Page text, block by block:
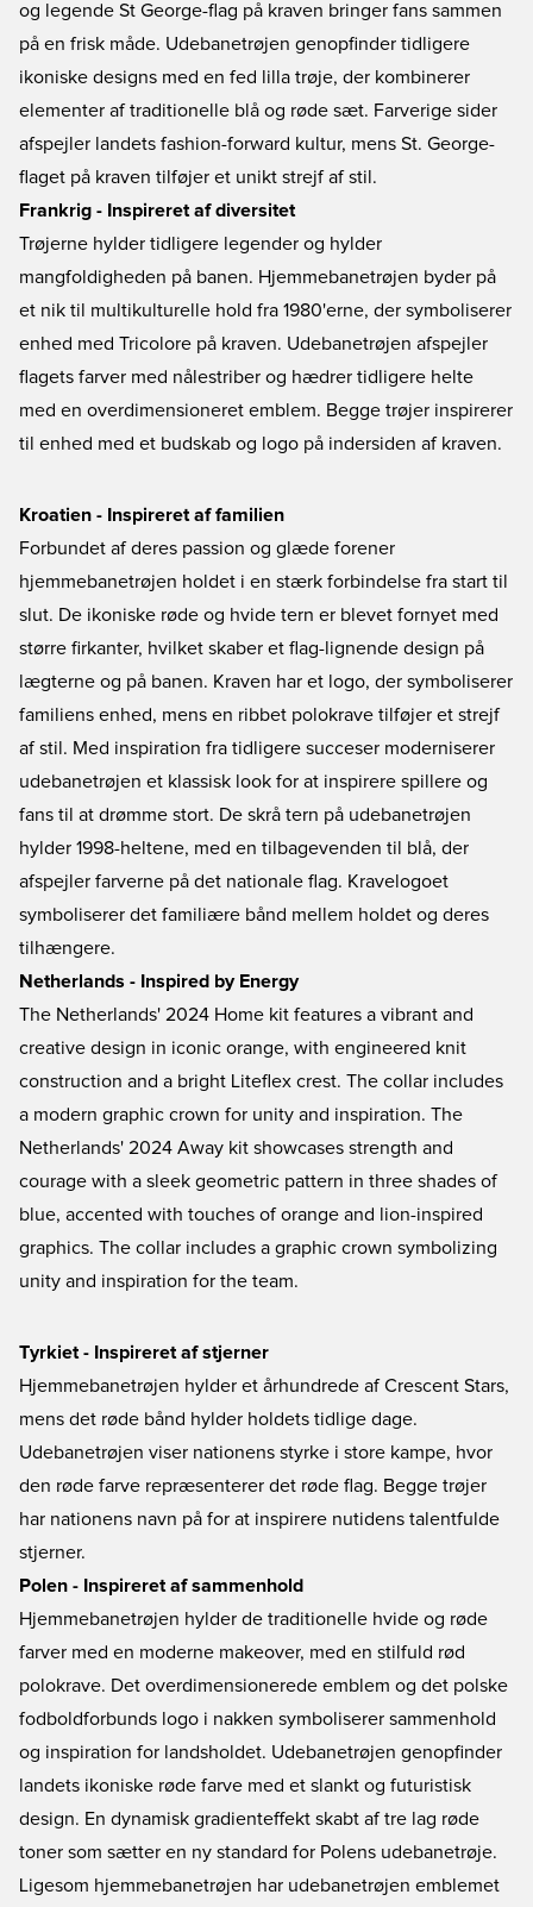
og legende St George-flag på kraven bringer fans sammen
på en frisk måde. Udebanetrøjen genopfinder tidligere
ikoniske designs med en fed lilla trøje, der kombinerer
elementer af traditionelle blå og røde sæt. Farverige sider
afspejler landets fashion-forward kultur, mens St. George-
flaget på kraven tilføjer et unikt strejf af stil.
Frankrig - Inspireret af diversitet
Trøjerne hylder tidligere legender og hylder
mangfoldigheden på banen. Hjemmebanetrøjen byder på
et nik til multikulturelle hold fra 1980'erne, der symboliserer
enhed med Tricolore på kraven. Udebanetrøjen afspejler
flagets farver med nålestriber og hædrer tidligere helte
med en overdimensioneret emblem. Begge trøjer inspirerer
til enhed med et budskab og logo på indersiden af kraven.
Kroatien - Inspireret af familien
Forbundet af deres passion og glæde forener
hjemmebanetrøjen holdet i en stærk forbindelse fra start til
slut. De ikoniske røde og hvide tern er blevet fornyet med
større firkanter, hvilket skaber et flag-lignende design på
lægterne og på banen. Kraven har et logo, der symboliserer
familiens enhed, mens en ribbet polokrave tilføjer et strejf
af stil. Med inspiration fra tidligere succeser moderniserer
udebanetrøjen et klassisk look for at inspirere spillere og
fans til at drømme stort. De skrå tern på udebanetrøjen
hylder 1998-heltene, med en tilbagevenden til blå, der
afspejler farverne på det nationale flag. Kravelogoet
symboliserer det familiære bånd mellem holdet og deres
tilhængere.
Netherlands - Inspired by Energy
The Netherlands' 2024 Home kit features a vibrant and
creative design in iconic orange, with engineered knit
construction and a bright Liteflex crest. The collar includes
a modern graphic crown for unity and inspiration. The
Netherlands' 2024 Away kit showcases strength and
courage with a sleek geometric pattern in three shades of
blue, accented with touches of orange and lion-inspired
graphics. The collar includes a graphic crown symbolizing
unity and inspiration for the team.
Tyrkiet - Inspireret af stjerner
Hjemmebanetrøjen hylder et århundrede af Crescent Stars,
mens det røde bånd hylder holdets tidlige dage.
Udebanetrøjen viser nationens styrke i store kampe, hvor
den røde farve repræsenterer det røde flag. Begge trøjer
har nationens navn på for at inspirere nutidens talentfulde
stjerner.
Polen - Inspireret af sammenhold
Hjemmebanetrøjen hylder de traditionelle hvide og røde
farver med en moderne makeover, med en stilfuld rød
polokrave. Det overdimensionerede emblem og det polske
fodboldforbunds logo i nakken symboliserer sammenhold
og inspiration for landsholdet. Udebanetrøjen genopfinder
landets ikoniske røde farve med et slankt og futuristisk
design. En dynamisk gradienteffekt skabt af tre lag røde
toner som sætter en ny standard for Polens udebanetrøje.
Ligesom hjemmebanetrøjen har udebanetrøjen emblemet